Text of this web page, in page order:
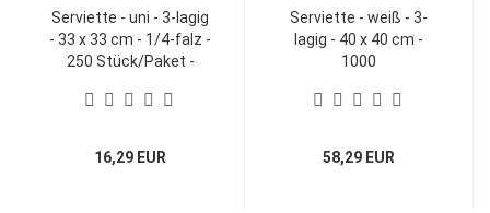
Serviette - uni - 3-lagig
- 33 x 33 cm - 1/4-falz -
250 Stück/Paket -
bordeaux, creme, gelb,
weiß
16,29 EUR
Serviette - weiß - 3-
lagig - 40 x 40 cm -
1000
58,29 EUR